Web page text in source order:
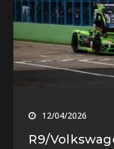
12/04/2026
R9/